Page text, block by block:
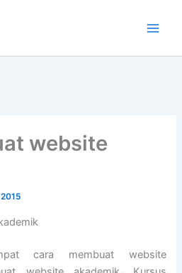
website
cara membuat website